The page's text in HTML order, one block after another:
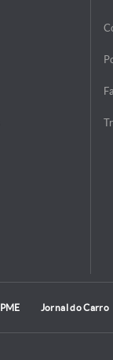
PME Jornal do Carro